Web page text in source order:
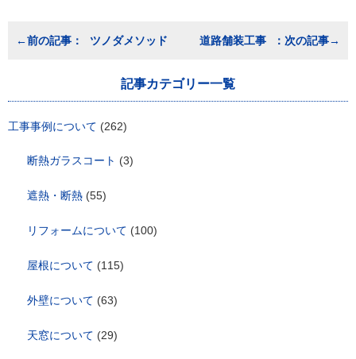
シ
ツノダメソッド 道路舗装工事
記事カテゴリー一覧
工事事例について (262)
断熱ガラスコート (3)
遮熱・断熱 (55)
リフォームについて (100)
屋根について (115)
外壁について (63)
天窓について (29)